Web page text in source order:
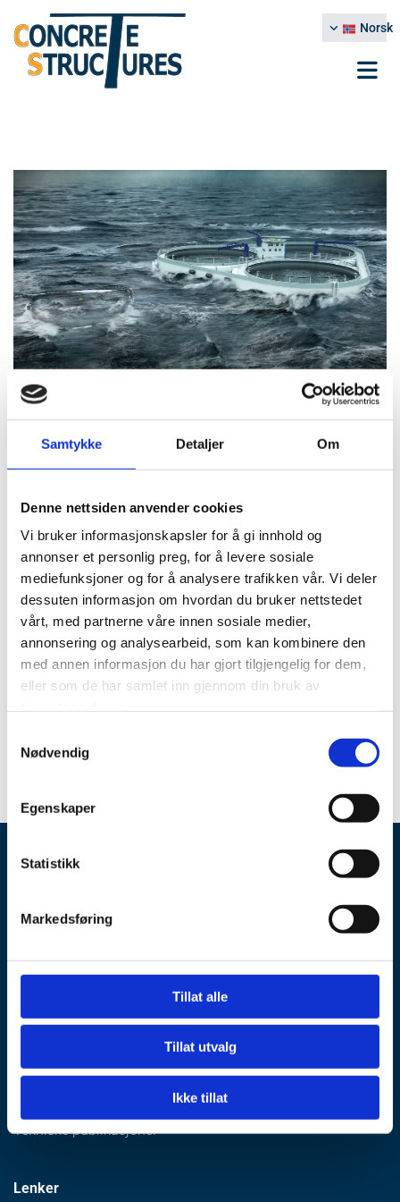
Samtykke Detaljer Om
Denne nettsiden anvender cookies
Vi bruker informasjonskapsler for å gi innhold og
annonser et personlig preg, for å levere sosiale
mediefunksjoner og for å analysere trafikken vår. Vi deler
dessuten informasjon om hvordan du bruker nettstedet
vårt, med partnerne våre innen sosiale medier,
annonsering og analysearbeid, som kan kombinere den
med annen informasjon du har gjort tilgjengelig for dem,
eller som de har samlet inn gjennom din bruk av
Nødvendig
Egenskaper
Statistikk
Markedsføring
Tillat alle
Tillat utvalg
Ikke tillat
Norsk
22/08/2024
Avtale for videreutvikling av
ØyMerd™
Astafjord Ocean Salmon AS inngår avtale med Aker Solutions AS
om å starte forberedelser for utviklingen av Øymerd™.
https://www.iharstad.no/vil-flytte-oppdrett-langt-til-havs-i-troms-
med-gigant-pa-laget/s/5-126-332185
Concrete Structures AS
Konseptutvikling
Byggeplassoppfølging
Tekniske publikasjoner
Lenker